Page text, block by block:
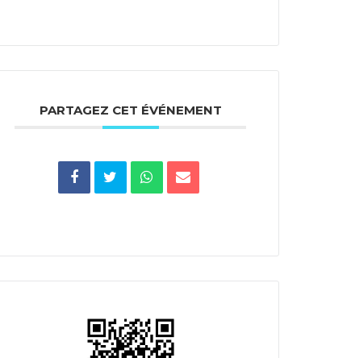
PARTAGEZ CET ÉVÉNEMENT